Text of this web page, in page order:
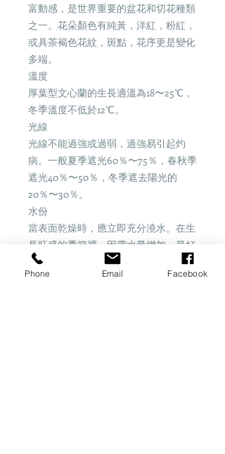
富動感，是世界重要的盆花和切花種類
之一。花朵顏色有純黃，洋紅，粉紅，
或具茶褐色花紋，斑點，花序更是變化
多端。
溫度
厚葉型文心蘭的生長適溫為18〜25℃，
冬季溫度不低於12℃。
光線
光線不能過強或過弱，過強易引起灼
病。一般夏季遮光60％〜75％，春秋季
遮光40％〜50％，冬季遮去陽光的
20％〜30％。
水份
當表面乾燥時，應立即充分澆水。在生
長旺盛的季節裡，因需水量增加，最好
每天淋水1次，冬季減少水分，有利於
開花，氣溫在10℃下時要停止淋水。
Phone Email Facebook